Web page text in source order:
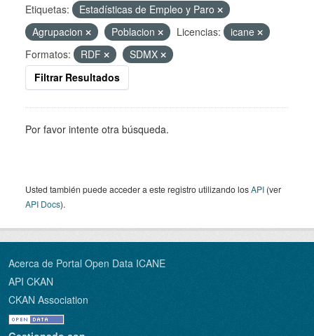
Etiquetas:
Estadísticas de Empleo y Paro
Agrupacion
Poblacion Licencias:
icane
Formatos:
RDF
SDMX
Filtrar Resultados
Por favor intente otra búsqueda.
Usted también puede acceder a este registro utilizando losAPI (ver
API Docs).
Acerca de Portal Open Data ICANE
API CKAN
CKAN Association